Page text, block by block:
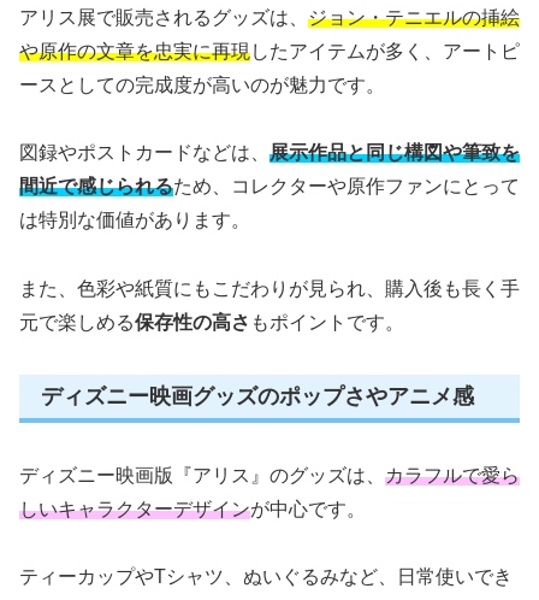
アリス展で販売されるグッズは、 ジョン・テニエルの挿絵
や原作の文章を忠実に再現したアイテムが多く、アートピ
ースとしての完成度が高いのが魅力です。
図録やポストカードなどは、 展示作品と同じ構図や筆致を
間近で感じられるため、コレクターや原作ファンにとって
は特別な価値があります。
また、色彩や紙質にもこだわりが見られ、購入後も長く手
元で楽しめる保存性の高さ もポイントです。
ディズニー映画グッズのポップさやアニメ感
ディズニー映画版『アリス』のグッズは、 カラフルで愛ら
しいキャラクターデザインが中心です。
ティーカップやTシャツ、ぬいぐるみなど、日常使いでき